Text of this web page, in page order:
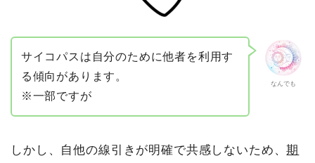
なんでも
サイコパスは自分のために他者を利用す
る傾向があります。
※一部ですが
しかし、自他の線引きが明確で共感しないため、期